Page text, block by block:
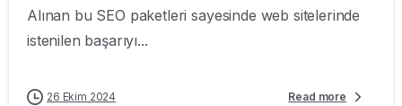
Alınan bu SEO paketleri sayesinde web sitelerinde
istenilen başarıyı...
26 Ekim 2024 Read more